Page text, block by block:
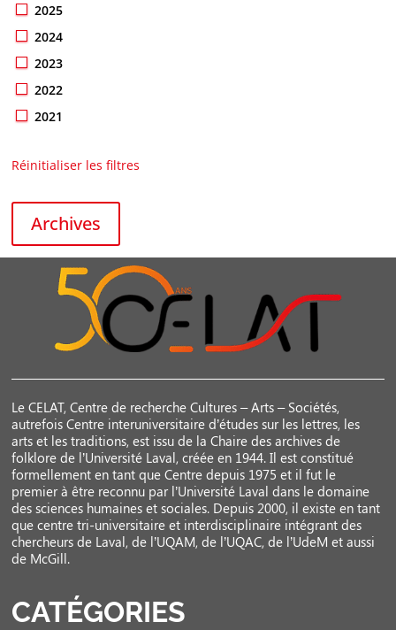
2025
2024
2023
2022
2021
Réinitialiser les filtres
Archives
Le CELAT, Centre de recherche Cultures – Arts – Sociétés,
autrefois Centre interuniversitaire d’études sur les lettres, les
arts et les traditions, est issu de la Chaire des archives de
folklore de l’Université Laval, créée en 1944. Il est constitué
formellement en tant que Centre depuis 1975 et il fut le
premier à être reconnu par l’Université Laval dans le domaine
des sciences humaines et sociales. Depuis 2000, il existe en tant
que centre tri-universitaire et interdisciplinaire intégrant des
chercheurs de Laval, de l’UQAM, de l’UQAC, de l’UdeM et aussi
de McGill.
CATÉGORIES